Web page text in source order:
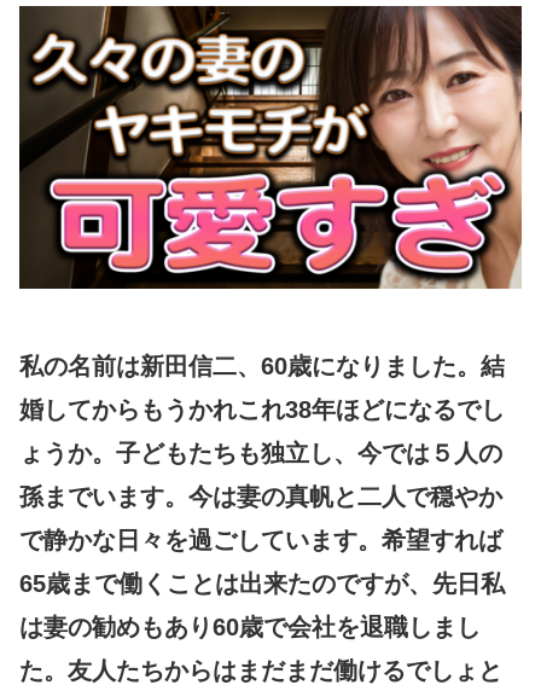
私の名前は新田信二、60歳になりました。結
婚してからもうかれこれ38年ほどになるでし
ょうか。子どもたちも独立し、今では５人の
孫までいます。今は妻の真帆と二人で穏やか
で静かな日々を過ごしています。希望すれば
65歳まで働くことは出来たのですが、先日私
は妻の勧めもあり60歳で会社を退職しまし
た。友人たちからはまだまだ働けるでしょと